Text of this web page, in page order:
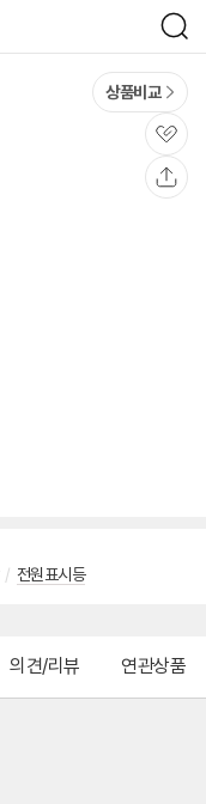
검
색
상품비교
관
심
/ 전원표시등
의견/리뷰 연관상품